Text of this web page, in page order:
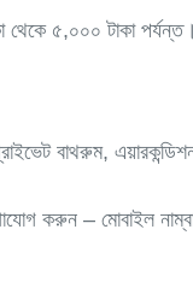
থেকে ৫,০০০ টাকা
বাথরুম,
করুন – মোবাইল